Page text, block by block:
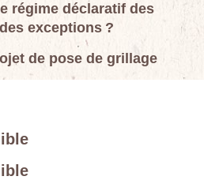
régime déclaratif des
exceptions ?
de pose de grillage